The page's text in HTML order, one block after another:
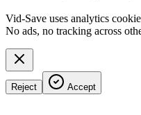
Vid-Save uses analytics
No ads, no tracking across
Reject Accept